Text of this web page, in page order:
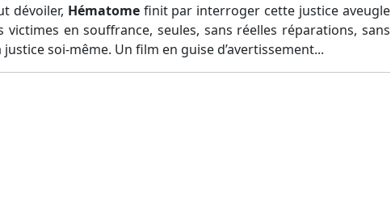
dévoiler, Hématomefinit par interroger cette justice aveugle
en souffrance, seules, sans réelles réparations, sans
soi-même. Un film en guise d’avertissement...